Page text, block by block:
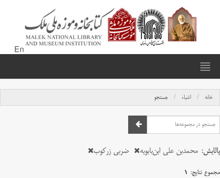
En
خانه اشیاء جستجو
پالایش: محمدبن علی ابن‌بابویه ضربی زرکوب
مجموع نتایج: ۱